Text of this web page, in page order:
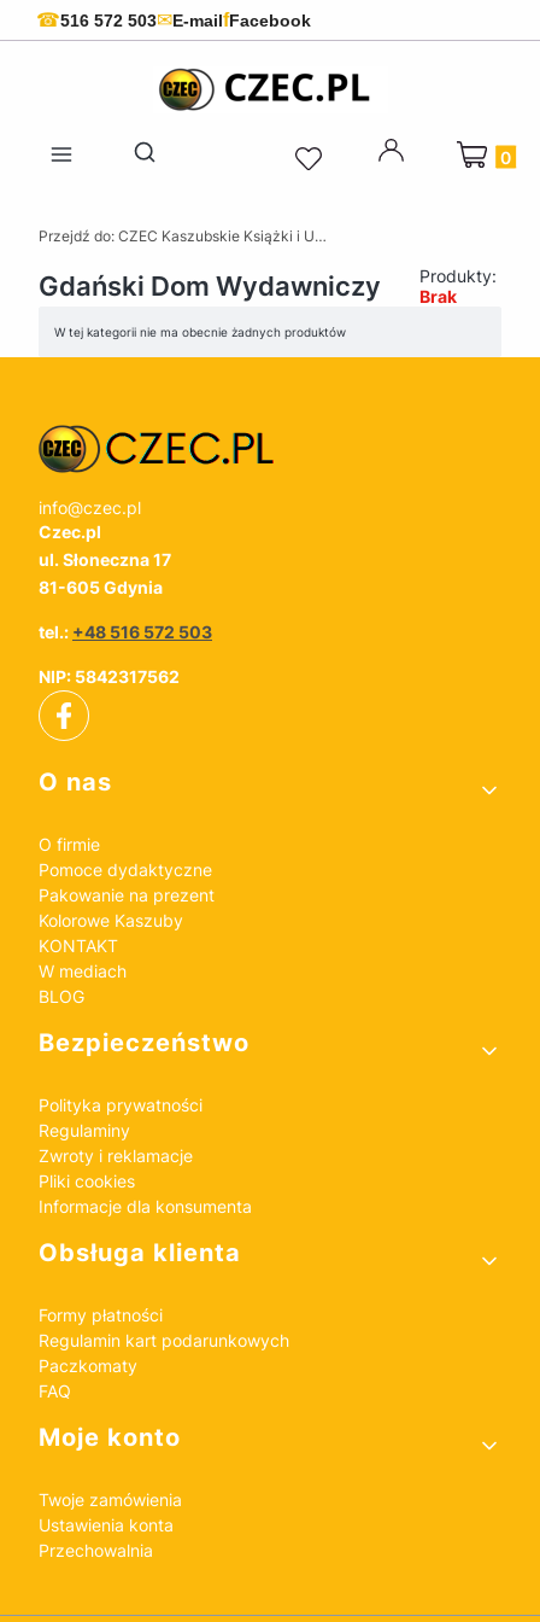
☎516 572 503✉E-mailfFacebook
Otwórz wyszukiwarkę
Produkty
Przejdź do: CZEC Kaszubskie Książki i Upominki - Pamiątki z Kaszub
Gdański Dom Wydawniczy
Produkty:
Brak
Lista produktów
W tej kategorii nie ma obecnie żadnych produktów
info@czec.pl
Czec.pl
ul. Słoneczna 17
81-605 Gdynia
tel.: +48 516 572 503
NIP: 5842317562
Linki w stopce
O nas
O firmie
Pomoce dydaktyczne
Pakowanie na prezent
Kolorowe Kaszuby
KONTAKT
W mediach
BLOG
Bezpieczeństwo
Polityka prywatności
Regulaminy
Zwroty i reklamacje
Pliki cookies
Informacje dla konsumenta
Obsługa klienta
Formy płatności
Regulamin kart podarunkowych
Paczkomaty
FAQ
Moje konto
Twoje zamówienia
Ustawienia konta
Przechowalnia